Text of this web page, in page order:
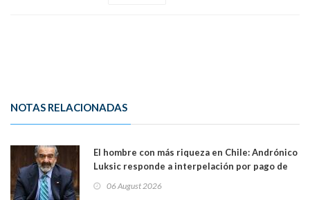
NOTAS RELACIONADAS
El hombre con más riqueza en Chile: Andrónico
Luksic responde a interpelación por pago de
día que me muera”
06 August 2026